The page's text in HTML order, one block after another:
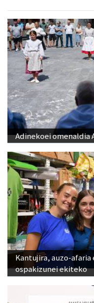
Adinekoei omenaldia
Kantujira, auzo-
ospakizunei ekiteko